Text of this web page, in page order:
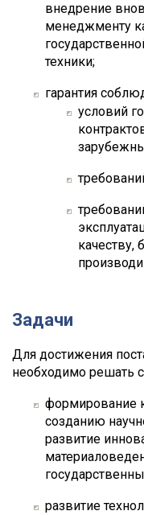
внедрение
менеджменту
техники;
гарантия
условий
качеству,
Задачи
Для достижения
необходимо решать
формирование
созданию
развитие
развитие